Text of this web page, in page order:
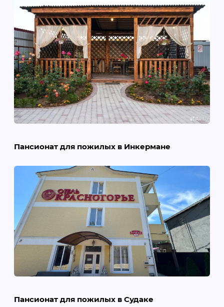
Пансионат для пожилых в Инкермане
Пансионат для пожилых в Судаке